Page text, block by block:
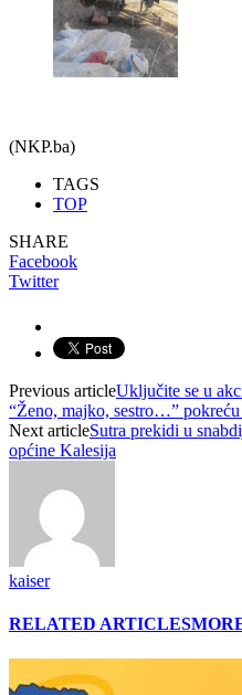
(NKP.ba)
TAGS
TOP
SHARE
Facebook
Twitter
Previous articleUključite se u
“Ženo, majko, sestro…”
Next articleSutra prekidi u
općine Kalesija
kaiser
RELATED ARTICLES